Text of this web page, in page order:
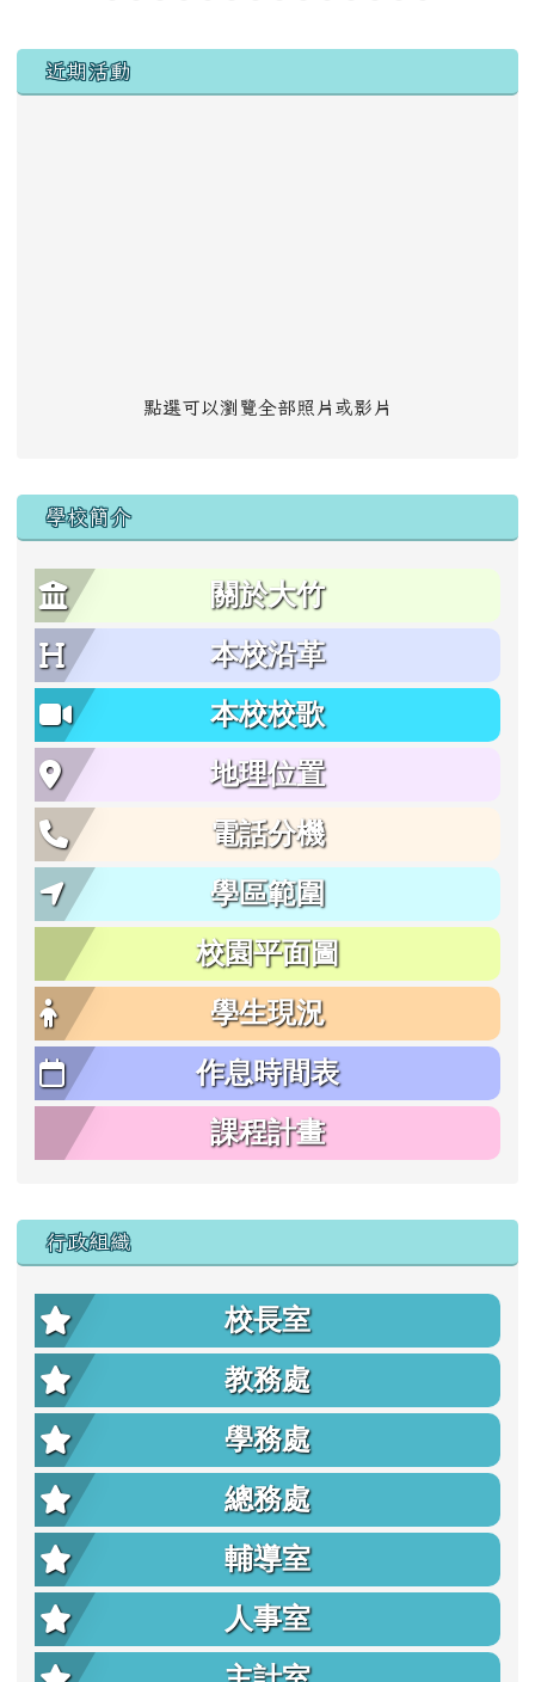
左邊區域內容
近期活動
點選可以瀏覽全部照片或影片
學校簡介
關於大竹
本校沿革
本校校歌
地理位置
電話分機
學區範圍
校園平面圖
學生現況
作息時間表
課程計畫
行政組織
校長室
教務處
學務處
總務處
輔導室
人事室